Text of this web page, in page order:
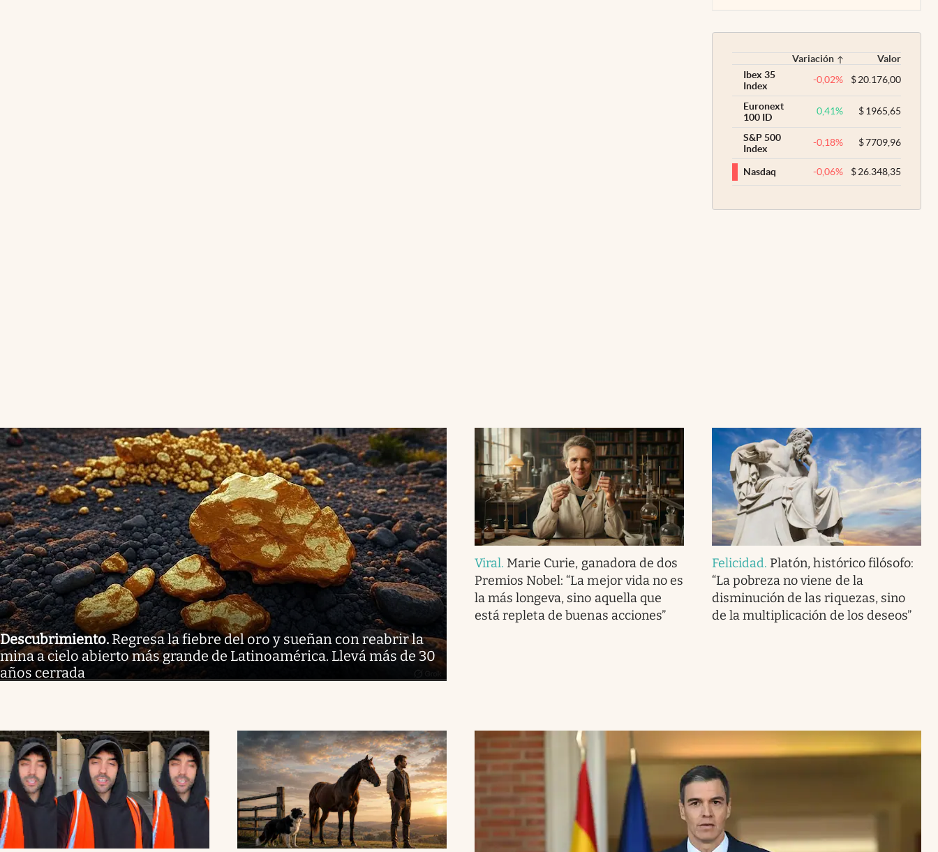
Variación
Valor
Ibex 35
Index
-0,02% $20.176,00
Euronext
100 ID
0,41% $1965,65
S&P 500
Index
-0,18% $7709,96
Nasdaq -0,06% $26.348,35
Descubrimiento. Regresa la fiebre del oro y sueñan con reabrir la
mina a cielo abierto más grande de Latinoamérica. Llevá más de 30
años cerrada
Viral. Marie Curie, ganadora de dos
Premios Nobel: “La mejor vida no es
la más longeva, sino aquella que
está repleta de buenas acciones”
Felicidad. Platón, histórico filósofo:
“La pobreza no viene de la
disminución de las riquezas, sino
de la multiplicación de los deseos”